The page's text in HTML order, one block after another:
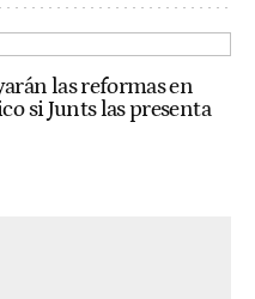
las reformas en
si Junts las presenta